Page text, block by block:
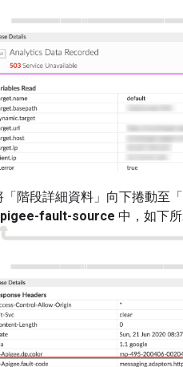
「階段詳細資料」向下捲動至
fault-source 中，如下所